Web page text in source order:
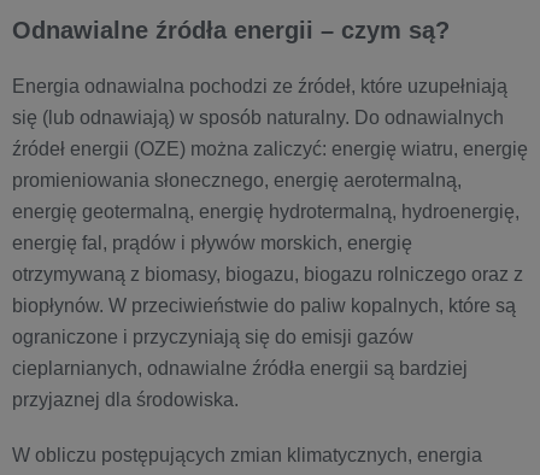
Odnawialne źródła energii – czym są?
Energia odnawialna pochodzi ze źródeł, które uzupełniają
się (lub odnawiają) w sposób naturalny. Do odnawialnych
źródeł energii (OZE) można zaliczyć: energię wiatru, energię
promieniowania słonecznego, energię aerotermalną,
energię geotermalną, energię hydrotermalną, hydroenergię,
energię fal, prądów i pływów morskich, energię
otrzymywaną z biomasy, biogazu, biogazu rolniczego oraz z
biopłynów. W przeciwieństwie do paliw kopalnych, które są
ograniczone i przyczyniają się do emisji gazów
cieplarnianych, odnawialne źródła energii są bardziej
przyjaznej dla środowiska.
W obliczu postępujących zmian klimatycznych, energia